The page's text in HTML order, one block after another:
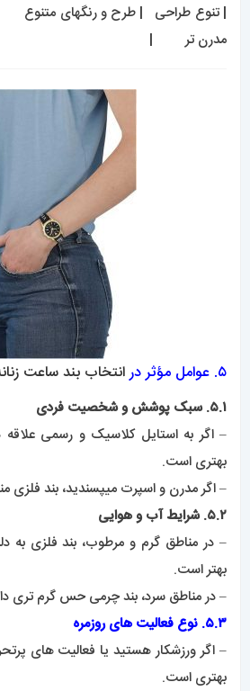
| تنوع طراحی | طرح و رنگهای
مدرن تر |
۵. عوامل مؤثر در انتخاب بند ساعت
۵.۱. سبک پوشش و شخصیت فردی
– اگر به استایل کلاسیک و رسمی علاقه
بهتری است.
– اگر مدرن و اسپرت میپسندید، بند فلزی
۵.۲. شرایط آب و هوایی
– در مناطق گرم و مرطوب، بند فلزی به
بهتر است.
– در مناطق سرد، بند چرمی حس گرم تری
۵.۳. نوع فعالیت های روزمره
– اگر ورزشکار هستید یا فعالیت های
بهتری است.